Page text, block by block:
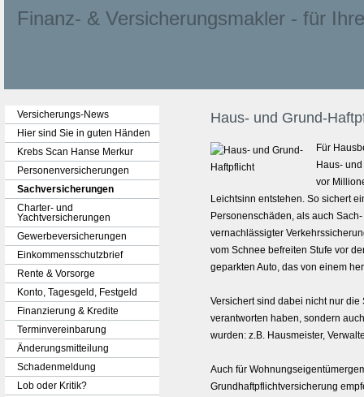
Finanz- & Ver­sicherungs­makler - für
Versicherungs-News
Hier sind Sie in guten Händen
Krebs Scan Hanse Merkur
Per­sonenversicherungen
Sachversicherungen
Charter- und
Yachtversicherungen
Gewerbeversicherungen
Einkommensschutzbrief
Rente & Vorsorge
Konto, Tages­geld, Festgeld
Finanzierung & Kredite
Terminvereinbarung
Änderungsmitteilung
Schadenmeldung
Lob oder Kritik?
Haus- und Grund-
Für
Haus-
vor
Leichtsinn entstehen. So sichert
Per­sonenschäden, als auch
vernachlässigter
vom Schnee befreiten Stufe vor
geparkten Auto, das von einem
Versichert sind dabei nicht nur
verantworten haben, sondern
wurden: z.B. Hausmeister,
Auch für
Grundhaftpflichtversicherung